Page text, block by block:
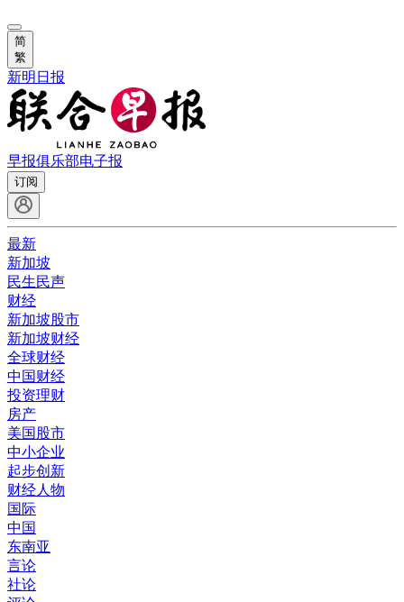
简
繁
新明日报
早报俱乐部电子报
订阅
最新
新加坡
民生民声
财经
新加坡股市
新加坡财经
全球财经
中国财经
投资理财
房产
美国股市
中小企业
起步创新
财经人物
国际
中国
东南亚
言论
社论